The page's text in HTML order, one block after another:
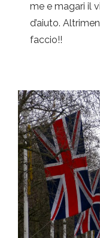
me e magari il
d’aiuto.
faccio!!